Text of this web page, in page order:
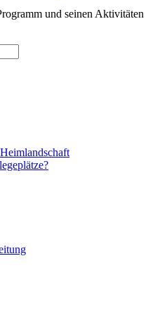
und seinen Aktivitäten